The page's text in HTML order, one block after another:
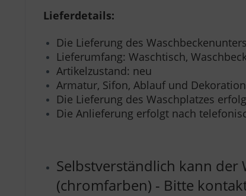
Lieferdetails:
Die Lieferung des
Lieferumfang: Waschtisch,
Artikelzustand: neu
Armatur, Sifon, Ablauf und
Die Lieferung des Waschplatzes
Die Anlieferung erfolgt nach
Selbstverständlich kann
(chromfarben) - Bitte